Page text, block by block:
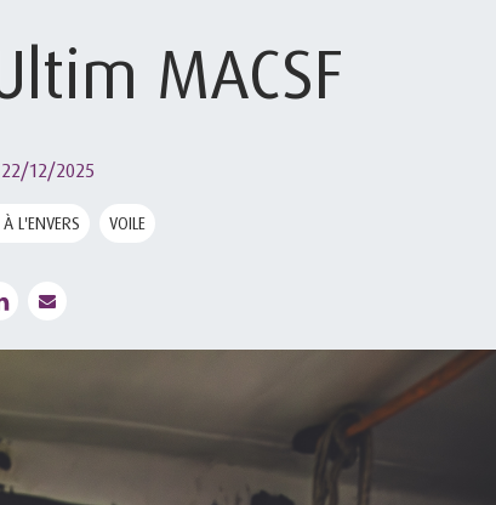
MACSF
22/12/2025
L'ENVERS VOILE